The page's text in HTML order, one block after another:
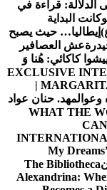
الدلالة: قراءة في
وكانت البداية
إيطاليا… حيث يصبح
عش العصافير
کاکائي: هُنا وَ
EXCLUSIVE
|
د. حنان عواد
WHAT THE
My
The Bibliotheca
Alexandrina: